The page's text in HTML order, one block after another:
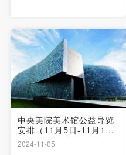
中央美院美术馆公益导览
安排（11月5日-11月10
日）| 志愿者持续招募
2024-11-05